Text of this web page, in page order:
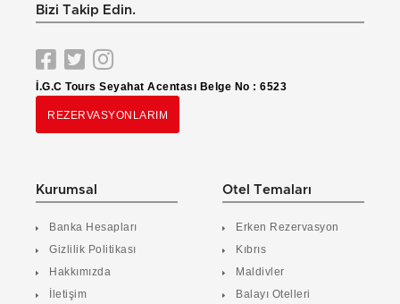
Bizi Takip Edin.
İ.G.C Tours Seyahat Acentası Belge No : 6523
REZERVASYONLARIM
Kurumsal
Banka Hesapları
Gizlilik Politikası
Hakkımızda
İletişim
Otel Temaları
Erken Rezervasyon
Kıbrıs
Maldivler
Balayı Otelleri